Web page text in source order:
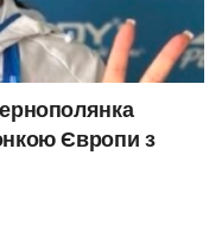
Європи з